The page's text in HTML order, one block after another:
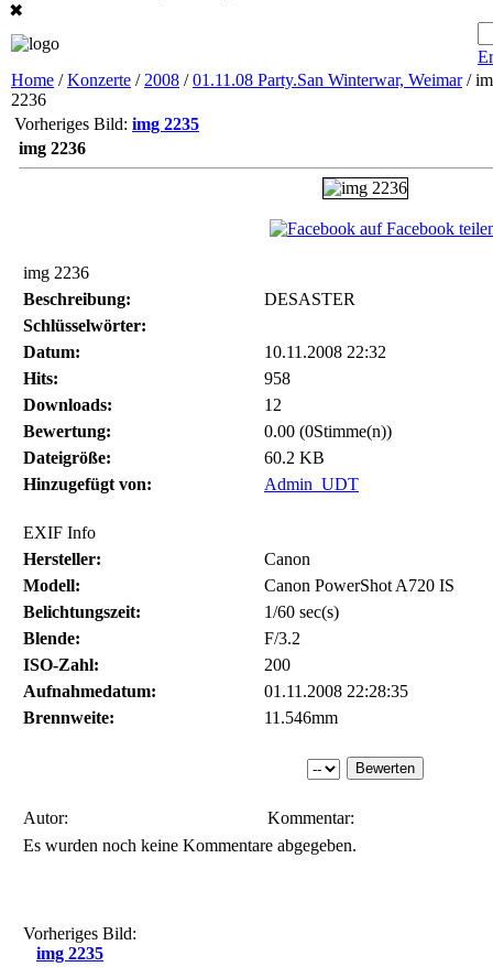
✖
Home /Konzerte / 2008 /01.11.08 Party.San Winterwar, Weimar/
2236
Vorheriges Bild: img 2235
img 2236
auf Facebook
img 2236
Beschreibung:
DESASTER
Schlüsselwörter:
Datum:
10.11.2008 22:32
Hits:
958
Downloads:
12
Bewertung:
0.00 (0Stimme(n))
Dateigröße:
60.2 KB
Hinzugefügt von:
Admin_UDT
EXIF Info
Hersteller:
Canon
Modell:
Canon PowerShot A720 IS
Belichtungszeit:
1/60 sec(s)
Blende:
F/3.2
ISO-Zahl:
200
Aufnahmedatum:
01.11.2008 22:28:35
Brennweite:
11.546mm
Autor:
Kommentar:
Es wurden noch keine Kommentare abgegeben.
Vorheriges Bild:
img 2235